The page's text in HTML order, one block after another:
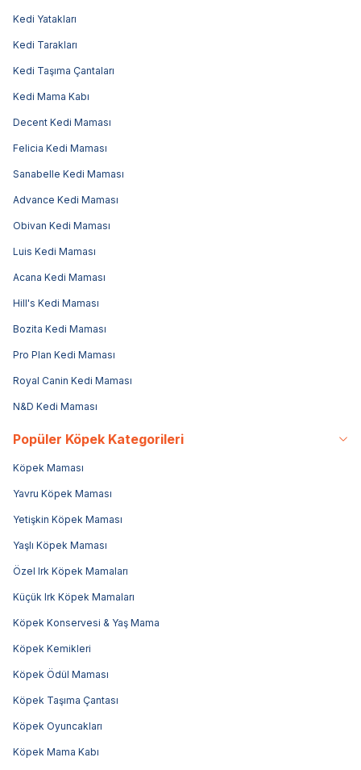
Kedi Yatakları
Kedi Tarakları
Kedi Taşıma Çantaları
Kedi Mama Kabı
Decent Kedi Maması
Felicia Kedi Maması
Sanabelle Kedi Maması
Advance Kedi Maması
Obivan Kedi Maması
Luis Kedi Maması
Acana Kedi Maması
Hill's Kedi Maması
Bozita Kedi Maması
Pro Plan Kedi Maması
Royal Canin Kedi Maması
N&D Kedi Maması
Popüler Köpek Kategorileri
Köpek Maması
Yavru Köpek Maması
Yetişkin Köpek Maması
Yaşlı Köpek Maması
Özel Irk Köpek Mamaları
Küçük Irk Köpek Mamaları
Köpek Konservesi & Yaş Mama
Köpek Kemikleri
Köpek Ödül Maması
Köpek Taşıma Çantası
Köpek Oyuncakları
Köpek Mama Kabı